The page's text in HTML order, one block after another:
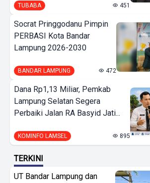
TUBABA 451
Socrat Pringgodanu Pimpin
PERBASI Kota Bandar
Lampung 2026-2030
BANDAR LAMPUNG 472
Dana Rp1,13 Miliar, Pemkab
Lampung Selatan Segera
Perbaiki Jalan RA Basyid Jati...
KOMINFO LAMSEL 895
TERKINI
UT Bandar Lampung dan